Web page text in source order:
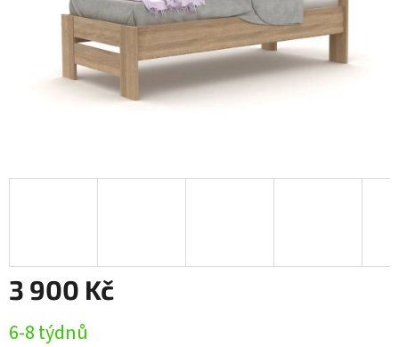
3 900 Kč
cena:
6-8 týdnů